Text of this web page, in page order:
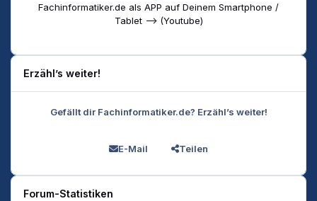
Fachinformatiker.de als APP auf Deinem Smartphone /
Tablet --> (Youtube)
Erzähl’s weiter!
Gefällt dir Fachinformatiker.de? Erzähl’s weiter!
E-Mail Teilen
Forum-Statistiken